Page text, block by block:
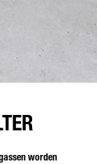
worden